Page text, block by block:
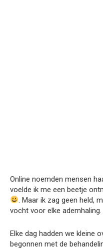
Online noemden mensen
voelde ik me een beetje
. Maar ik zag geen held,
vocht voor elke ademhaling.
Elke dag hadden we kleine
begonnen met de